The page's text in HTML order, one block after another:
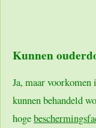
Kunnen
Ja, maar voorkomen
kunnen behandeld
hoge